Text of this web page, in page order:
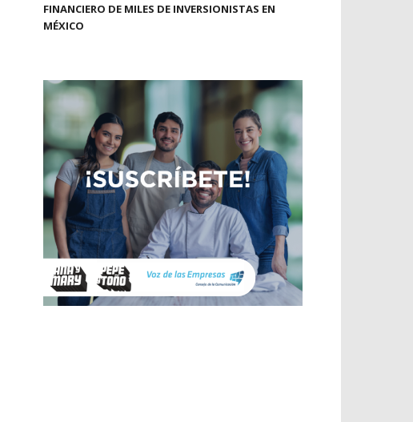
FINANCIERO DE MILES DE INVERSIONISTAS EN
MÉXICO